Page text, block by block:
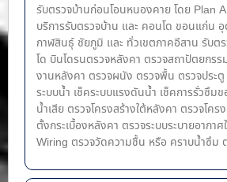
รับตรวจบ้านก่อนโอนหนองคาย โดย Plan
บริการรับตรวจบ้าน และ คอนโด ขอนแก่น
กาฬสินธุ์ ชัยภูมิ และ ทั่วเขตภาคอีสาน รับต
โด บินโดรนตรวจหลังคา ตรวจสถาปัตยกรร
งานหลังคา ตรวจผนัง ตรวจพื้น ตรวจประ
ระบบน้ำ เช็คระบบแรงดันน้ำ เช็คการรั่วซึม
น้ำ​เสีย ตรวจโครงสร้างใต้หลังคา ตรวจโค
ตั้งกระเบื้องหลังคา ตรวจระบบระบายอากา
Wiring ตรวจวัดความชื้น หรือ คราบน้ำซึม